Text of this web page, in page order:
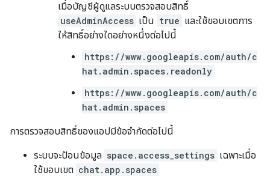
เมื่อบัญชีผู้ดูแลระบบตรวจสอบสิทธิ์
useAdminAccess เป็น true และใช้ขอบเขตการ
ให้สิทธิ์อย่างใดอย่างหนึ่งต่อไปนี้
https://www.googleapis.com/auth/c
hat.admin.spaces.readonly
https://www.googleapis.com/auth/c
hat.admin.spaces
การตรวจสอบสิทธิ์ของแอปมีข้อจํากัดต่อไปนี้
ระบบจะป้อนข้อมูล space.access_settings เฉพาะเมื่อ
ใช้ขอบเขต chat.app.spaces